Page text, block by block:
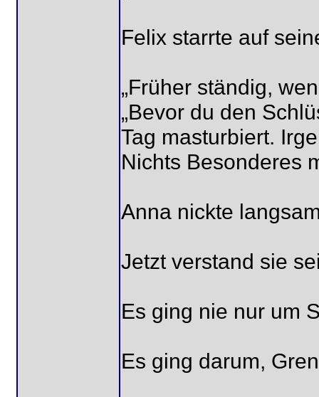
Felix starrte auf
„Früher ständig,
„Bevor du den
Tag masturbiert.
Nichts Besonderes
Anna nickte
Jetzt verstand sie
Es ging nie nur um
Es ging darum,